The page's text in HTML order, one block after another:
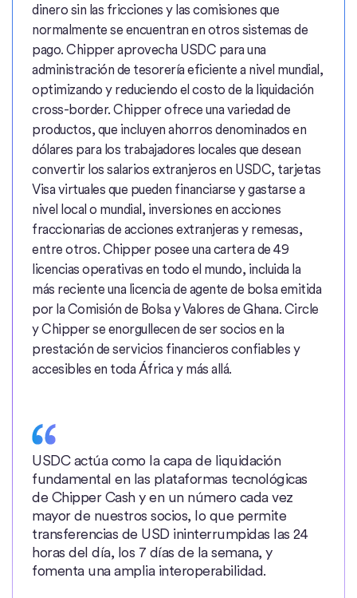
dinero sin las fricciones y las comisiones que
normalmente se encuentran en otros sistemas de
pago. Chipper aprovecha USDC para una
administración de tesorería eficiente a nivel mundial,
optimizando y reduciendo el costo de la liquidación
cross-border. Chipper ofrece una variedad de
productos, que incluyen ahorros denominados en
dólares para los trabajadores locales que desean
convertir los salarios extranjeros en USDC, tarjetas
Visa virtuales que pueden financiarse y gastarse a
nivel local o mundial, inversiones en acciones
fraccionarias de acciones extranjeras y remesas,
entre otros. Chipper posee una cartera de 49
licencias operativas en todo el mundo, incluida la
más reciente una licencia de agente de bolsa emitida
por la Comisión de Bolsa y Valores de Ghana. Circle
y Chipper se enorgullecen de ser socios en la
prestación de servicios financieros confiables y
accesibles en toda África y más allá.
USDC actúa como la capa de liquidación
fundamental en las plataformas tecnológicas
de Chipper Cash y en un número cada vez
mayor de nuestros socios, lo que permite
transferencias de USD ininterrumpidas las 24
horas del día, los 7 días de la semana, y
fomenta una amplia interoperabilidad.